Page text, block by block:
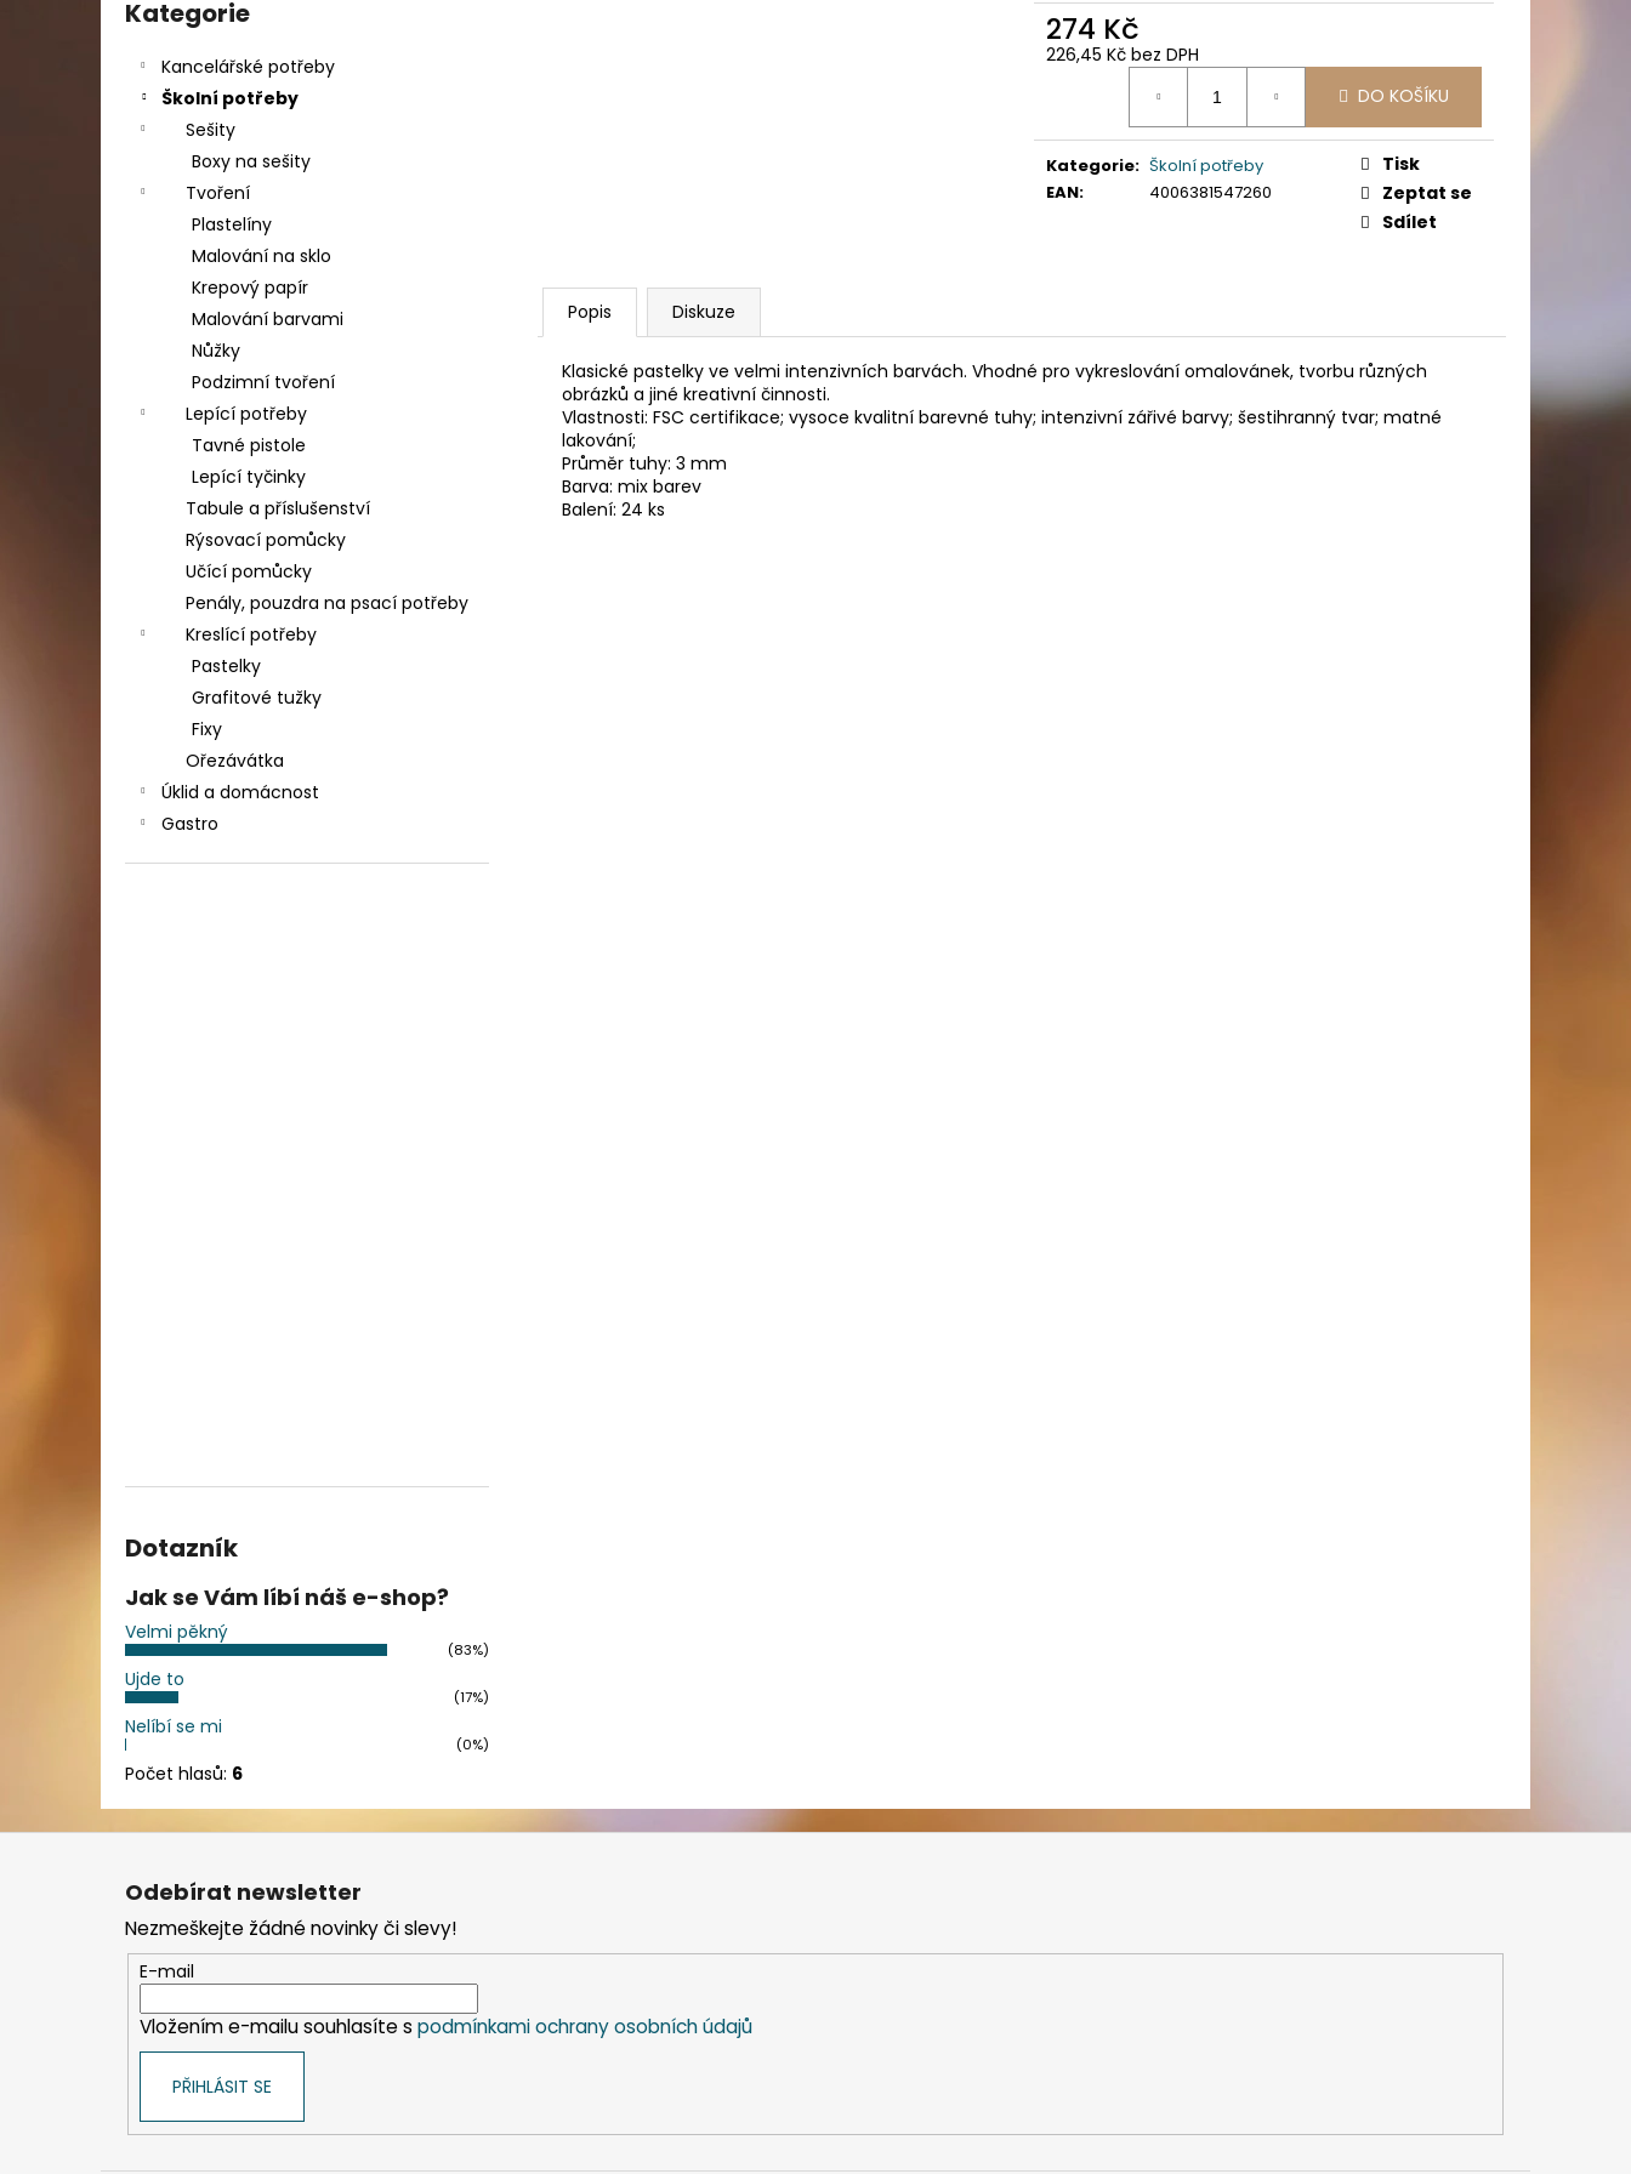
kategorie
Kategorie
Kancelářské potřeby
Školní potřeby
Sešity
Boxy na sešity
Tvoření
Plastelíny
Malování na sklo
Krepový papír
Malování barvami
Nůžky
Podzimní tvoření
Lepící potřeby
Tavné pistole
Lepící tyčinky
Tabule a příslušenství
Rýsovací pomůcky
Učící pomůcky
Penály, pouzdra na psací potřeby
Kreslící potřeby
Pastelky
Grafitové tužky
Fixy
Ořezávátka
Úklid a domácnost
Gastro
Dotazník
Jak se Vám líbí náš e-shop?
Velmi pěkný
(83%)
Ujde to
(17%)
Nelíbí se mi
(0%)
Počet hlasů: 6
274 Kč
226,45 Kč bez DPH
DO KOŠÍKU
Kategorie: Školní potřeby
EAN: 4006381547260
Tisk
Zeptat se
Sdílet
Popis Diskuze
Klasické pastelky ve velmi intenzivních barvách. Vhodné pro vykreslování omalovánek, tvorbu různých
obrázků a jiné kreativní činnosti.
Vlastnosti: FSC certifikace; vysoce kvalitní barevné tuhy; intenzivní zářivé barvy; šestihranný tvar; matné
lakování;
Průměr tuhy: 3 mm
Barva: mix barev
Balení: 24 ks
DAHLE LAMINÁTOR 70103, A3, 2 VÁLCE
Původně: 2 667 Kč
ETIKETY SAMOLEPICÍ 70X37 MM POTISK
Z
Odebírat newsletter
Nezmeškejte žádné novinky či slevy!
E-mail
Vložením e-mailu souhlasíte s podmínkami ochrany osobních údajů
PŘIHLÁSIT SE